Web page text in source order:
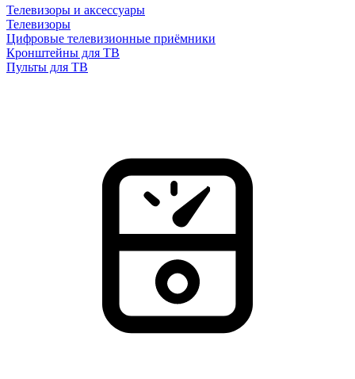
Телевизоры и аксессуары
Телевизоры
Цифровые телевизионные приёмники
Кронштейны для ТВ
Пульты для ТВ